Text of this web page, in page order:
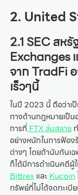
2. United
2.1 SEC สห
Exchanges
จาก TradFi
เร็วๆนี้
ในปี 2023 นี้ ถือว่า
ทางด้านกฎหมายเป็
การที่FTX ล่มสลาย
อย่างหนักในการฟ้อ
ต่างๆ โดยถ้านับกันเ
ก็ได้มีการดำเนินคดีผู้
Bittrex และ Kucoin
ทรัพย์ที่ไม่ได้จดทะเบี